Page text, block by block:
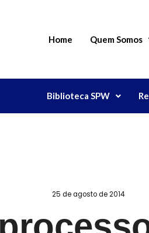
Home Quem Somos
Biblioteca SPW
25 de agosto de 2014